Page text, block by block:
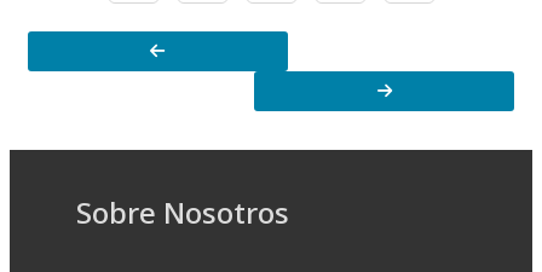
Sobre Nosotros